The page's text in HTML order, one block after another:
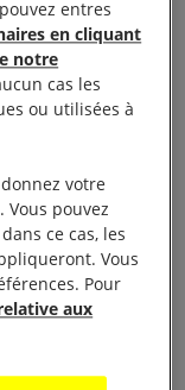
moins de
et des
police qui rend
Michel
qui vient
entres
en cliquant
notre
cas les
ou utilisées à
donnez votre
pouvez
ce cas, les
Vous
Pour
aux